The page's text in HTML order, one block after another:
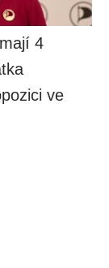
4
ve